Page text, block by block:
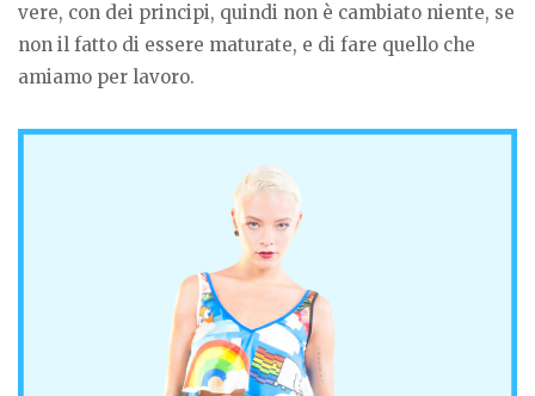
vere, con dei principi, quindi non è cambiato niente, se
non il fatto di essere maturate, e di fare quello che
amiamo per lavoro.